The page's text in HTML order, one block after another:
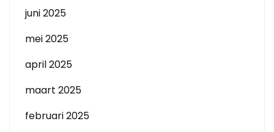
juni 2025
mei 2025
april 2025
maart 2025
februari 2025